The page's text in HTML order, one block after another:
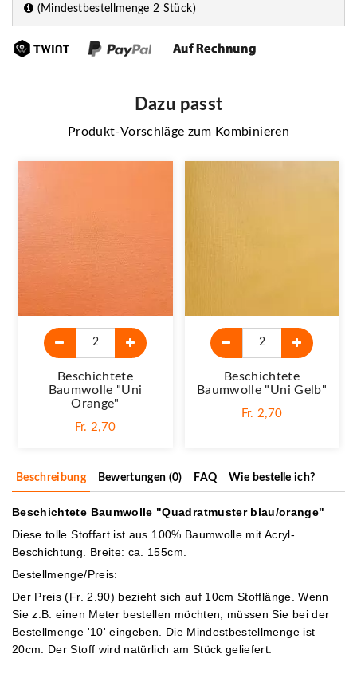
(Mindestbestellmenge 2 Stück)
Dazu passt
Produkt-Vorschläge zum Kombinieren
Beschichtete
Baumwolle "Uni
Orange"
Fr. 2,70
Beschichtete
Baumwolle "Uni Gelb"
Fr. 2,70
Beschreibung Bewertungen (0) FAQ Wie bestelle ich?
Beschichtete Baumwolle "Quadratmuster blau/orange"
Diese tolle Stoffart ist aus 100% Baumwolle mit Acryl-
Beschichtung. Breite: ca. 155cm.
Bestellmenge/Preis:
Der Preis (Fr. 2.90) bezieht sich auf 10cm Stofflänge. Wenn
Sie z.B. einen Meter bestellen möchten, müssen Sie bei der
Bestellmenge '10' eingeben. Die Mindestbestellmenge ist
20cm. Der Stoff wird natürlich am Stück geliefert.